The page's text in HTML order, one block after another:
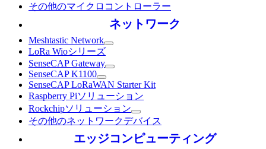
その他のマイクロコントローラー
ネットワーク
Meshtastic Network
LoRa Wioシリーズ
SenseCAP Gateway
SenseCAP K1100
SenseCAP LoRaWAN Starter Kit
Raspberry Piソリューション
Rockchipソリューション
その他のネットワークデバイス
エッジコンピューティング